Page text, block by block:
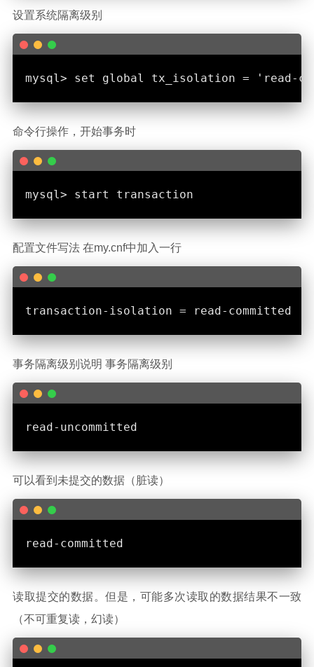
设置系统隔离级别
命令行操作，开始事务时
配置文件写法 在my.cnf中加入一行
事务隔离级别说明 事务隔离级别
可以看到未提交的数据（脏读）
读取提交的数据。但是，可能多次读取的数据结果不一致
（不可重复读，幻读）